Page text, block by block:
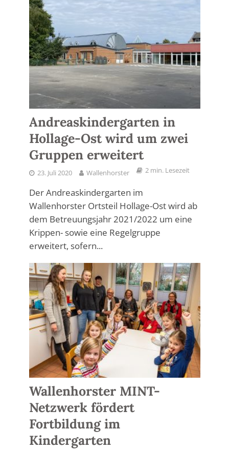
Andreaskindergarten in
Hollage-Ost wird um zwei
Gruppen erweitert
23. Juli 2020 Wallenhorster 2 min. Lesezeit
Der Andreaskindergarten im
Wallenhorster Ortsteil Hollage-Ost wird ab
dem Betreuungsjahr 2021/2022 um eine
Krippen- sowie eine Regelgruppe
erweitert, sofern...
Wallenhorster MINT-
Netzwerk fördert
Fortbildung im
Kindergarten